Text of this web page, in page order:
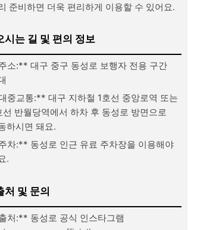
준비하면 더욱 편리하게 이용할 수 있어요.
시는 길 및 편의 정보
소:** 대구 중구 동성로 보행자 전용 구간
중교통:** 대구 지하철 1호선 중앙로역 또는
선 반월당역에서 하차 후 동성로 방면으로
하시면 돼요.
차:** 동성로 인근 유료 주차장을 이용해야
.
처 및 문의
처:** 동성로 공식 인스타그램